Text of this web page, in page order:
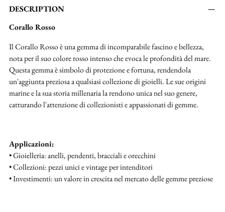
un
al
carrello...
DESCRIPTION
Corallo Rosso
Il Corallo Rosso è una gemma di incomparabile fascino e bellezza,
nota per il suo colore rosso intenso che evoca le profondità del mare.
Questa gemma è simbolo di protezione e fortuna, rendendola
un'aggiunta preziosa a qualsiasi collezione di gioielli. Le sue origini
marine e la sua storia millenaria la rendono unica nel suo genere,
catturando l'attenzione di collezionisti e appassionati di gemme.
Applicazioni:
• Gioielleria: anelli, pendenti, bracciali e orecchini
• Collezioni: pezzi unici e vintage per intenditori
• Investimenti: un valore in crescita nel mercato delle gemme preziose